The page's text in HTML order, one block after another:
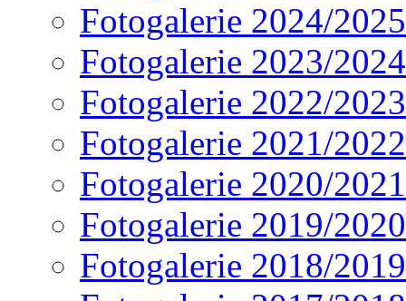
Fotogalerie 2024/2025
Fotogalerie 2023/2024
Fotogalerie 2022/2023
Fotogalerie 2021/2022
Fotogalerie 2020/2021
Fotogalerie 2019/2020
Fotogalerie 2018/2019